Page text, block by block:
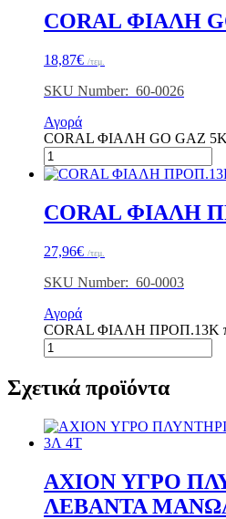
CORAL ΦΙΑΛΗ
18,87€ /τεμ.
SKU Number: 60-0026
Αγορά
CORAL ΦΙΑΛΗ GO GAZ
CORAL ΦΙΑΛΗ
27,96€ /τεμ.
SKU Number: 60-0003
Αγορά
CORAL ΦΙΑΛΗ ΠΡΟΠ.13K
Σχετικά προϊόντα
AXION ΥΓΡΟ
ΛΕΒΑΝΤΑ